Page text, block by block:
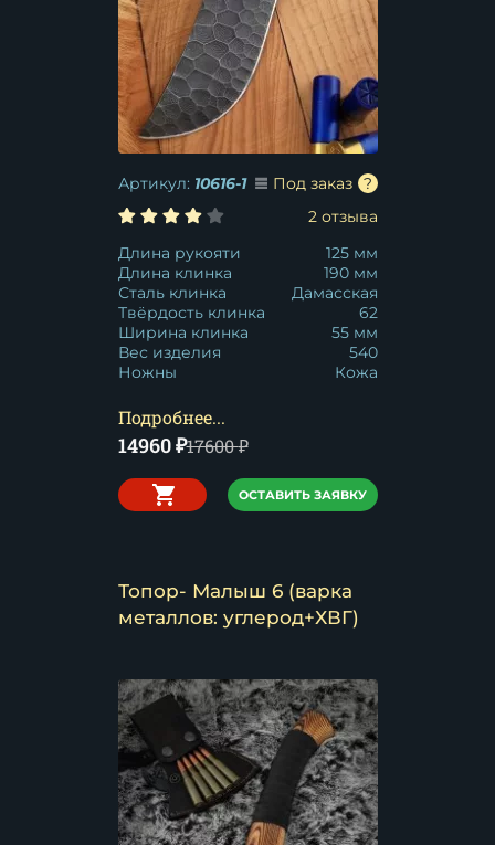
Артикул: 10616-1
Под заказ
2 отзыва
Длина рукояти
125 мм
Длина клинка
190 мм
Сталь клинка
Дамасская
Твёрдость клинка
62
Ширина клинка
55 мм
Вес изделия
540
Ножны
Кожа
Подробнее...
14960₽17600₽
ОСТАВИТЬ ЗАЯВКУ
Топор- Малыш 6 (варка
металлов: углерод+ХВГ)